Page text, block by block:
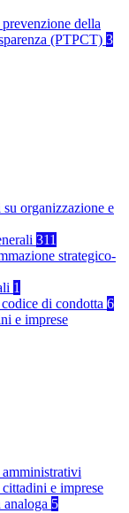
della
(PTPCT) 3
organizzazione e
311
strategico-
1
di condotta 6
e imprese
e imprese
5